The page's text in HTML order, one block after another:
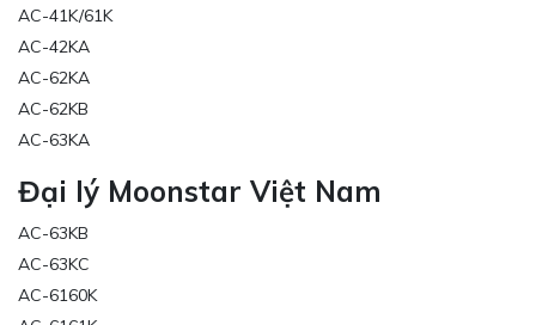
AC-41K/61K
AC-42KA
AC-62KA
AC-62KB
AC-63KA
Đại lý Moonstar Việt Nam
AC-63KB
AC-63KC
AC-6160K